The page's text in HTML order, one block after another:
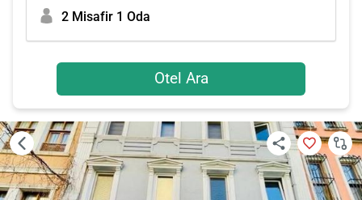
2 Misafir 1 Oda
Otel Ara